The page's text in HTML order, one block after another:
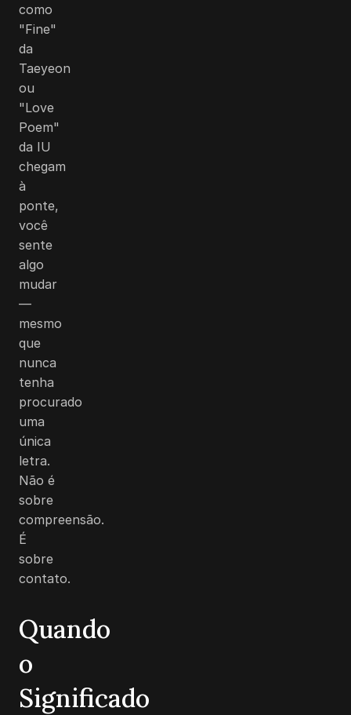
como
"Fine"
da
Taeyeon
ou
"Love
Poem"
da IU
chegam
à
ponte,
você
sente
algo
mudar
—
mesmo
que
nunca
tenha
procurado
uma
única
letra.
Não é
sobre
compreensão.
É
sobre
contato.
Quando
o
Significado